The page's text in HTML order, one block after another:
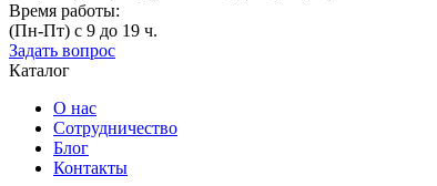
Время работы:
(Пн-Пт) с 9 до 19 ч.
Задать вопрос
Каталог
О нас
Сотрудничество
Блог
Контакты